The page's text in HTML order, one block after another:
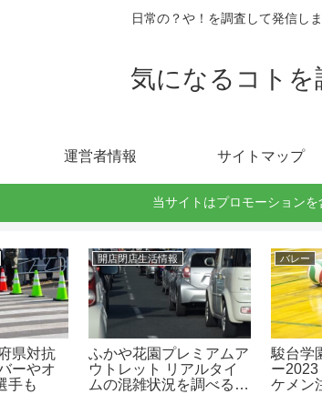
日常の？や！を調査して発信し
気になるコトを
運営者情報 サイトマップ
当サイトはプロモーションを
ーやオ
手も
開店閉店生活情報
ふかや花園プレミアムア
ウトレット リアルタイ
ムの混雑状況を調べる方
バレー
駿台学
ー2023
ケメン